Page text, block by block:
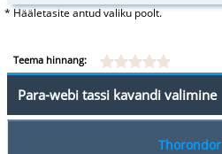
* Hääletasite antud valiku poolt.
Teema hinnang:
Para-webi tassi kavandi valimine
Thorondor